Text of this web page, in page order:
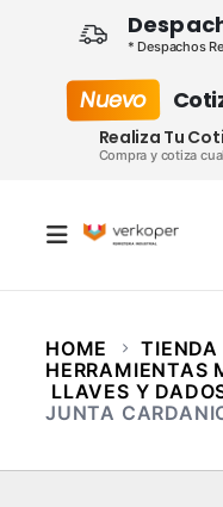
* Despachos
Nuevo
Realiza Tu
Compra y cotiza
HOME
TIENDA
HERRAMIENTAS
LLAVES Y
JUNTA